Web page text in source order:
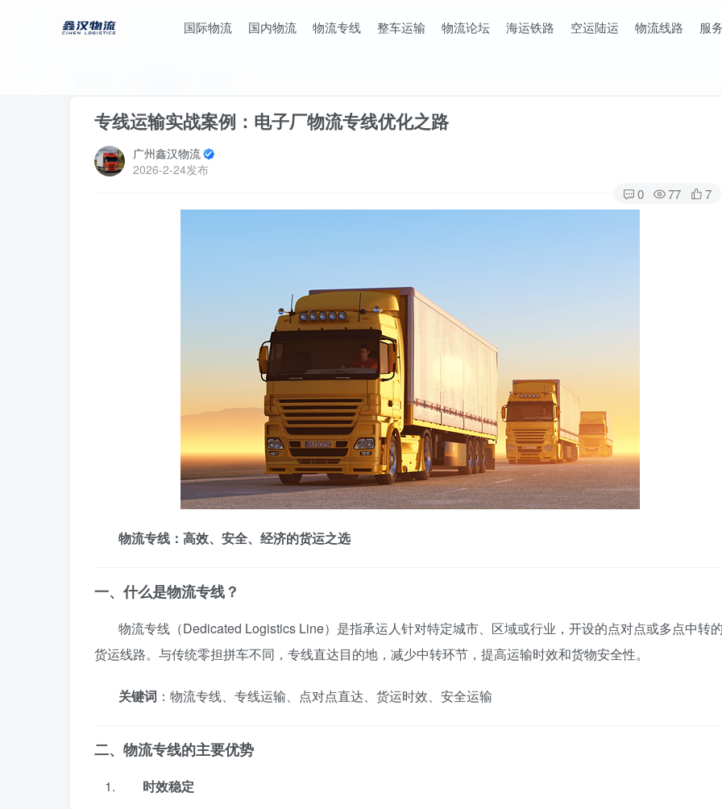
国际物流 国内物流 物流专线 整车运输 物流论坛 海运铁路 空运陆运 物流线路 服
专线运输实战案例：电子厂物流专线优化之路
广州鑫汉物流
2026-2-24发布
0 77 7
物流专线：高效、安全、经济的货运之选
一、什么是物流专线？
物流专线（Dedicated Logistics Line）是指承运人针对特定城市、区域或行业，开设的点对点或多点中转
货运线路。与传统零担拼车不同，专线直达目的地，减少中转环节，提高运输时效和货物安全性。
关键词 ：物流专线、专线运输、点对点直达、货运时效、安全运输
二、物流专线的主要优势
时效稳定